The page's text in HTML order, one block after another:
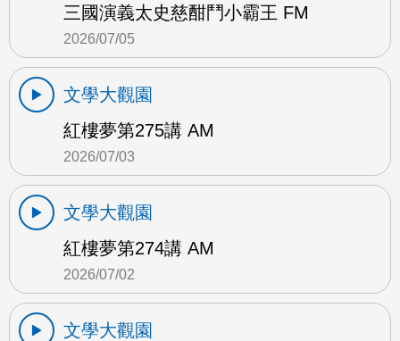
三國演義太史慈酣鬥小霸王 FM
2026/07/05
文學大觀園
紅樓夢第275講 AM
2026/07/03
文學大觀園
紅樓夢第274講 AM
2026/07/02
文學大觀園